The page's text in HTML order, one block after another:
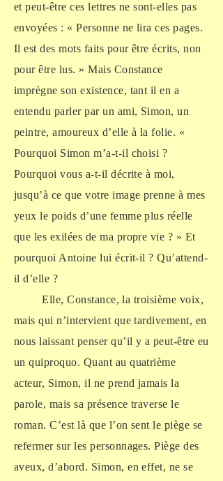
et peut-être ces lettres ne sont-elles pas
envoyées : « Personne ne lira ces pages.
Il est des mots faits pour être écrits, non
pour être lus. » Mais Constance
imprègne son existence, tant il en a
entendu parler par un ami, Simon, un
peintre, amoureux d’elle à la folie. «
Pourquoi Simon m’a-t-il choisi ?
Pourquoi vous a-t-il décrite à moi,
jusqu’à ce que votre image prenne à mes
yeux le poids d’une femme plus réelle
que les exilées de ma propre vie ? » Et
pourquoi Antoine lui écrit-il ? Qu’attend-
il d’elle ?
Elle, Constance, la troisième voix,
mais qui n’intervient que tardivement, en
nous laissant penser qu’il y a peut-être eu
un quiproquo. Quant au quatrième
acteur, Simon, il ne prend jamais la
parole, mais sa présence traverse le
roman. C’est là que l’on sent le piège se
refermer sur les personnages. Piège des
aveux, d’abord. Simon, en effet, ne se